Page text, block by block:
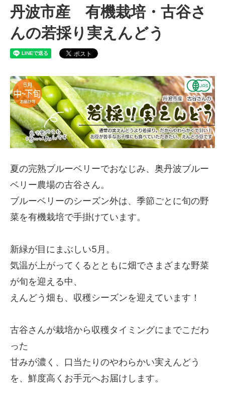
丹波市産 有機栽培・古谷さ
んの若採り実えんどう
夏の完熟ブルーベリーでおなじみ、奥丹波ブルー
ベリー農場の古谷さん。
ブルーベリーのシーズン外は、季節ごとに旬の野
菜を有機栽培で手掛けています。
新緑が目にまぶしい5月。
気温が上がってくるとともに畑でさまざまな野菜
が旬を迎える中、
えんどう畑も、収穫シーズンを迎えています！
古谷さんが栽培から収穫タイミングにまでこだわ
った
甘みが濃く、口当たりのやわらかい実えんどう
を、鮮度高くお手元へお届けします。